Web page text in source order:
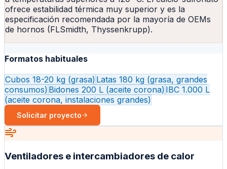
ofrece estabilidad térmica muy superior y es la
especificación recomendada por la mayoría de OEMs
de hornos (FLSmidth, Thyssenkrupp).
Formatos habituales
Cubos 18-20 kg (grasa) Latas 180 kg (grasa, grandes
consumos) Bidones 200 L (aceite corona) IBC 1.000 L
(aceite corona, instalaciones grandes)
Solicitar proyecto
Ventiladores e intercambiadores de calor